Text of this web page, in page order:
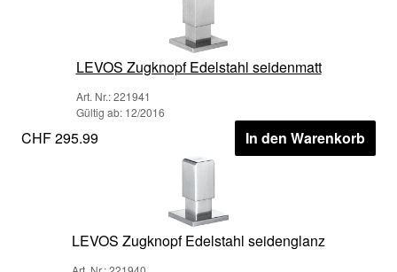
LEVOS Zugknopf Edelstahl seidenmatt
Art. Nr.: 221941
Gültig ab: 12/2016
CHF 295.99 In den Warenkorb
LEVOS Zugknopf Edelstahl seidenglanz